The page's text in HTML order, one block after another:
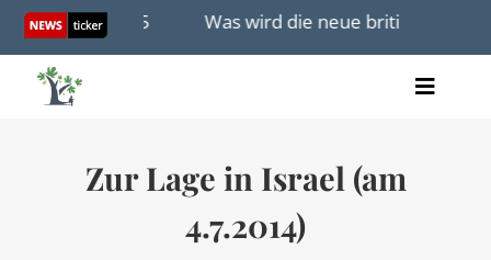
Skip
content
2025 Was wird die neue britische
Toggle
Zur Lage in Israel (am
4.7.2014)